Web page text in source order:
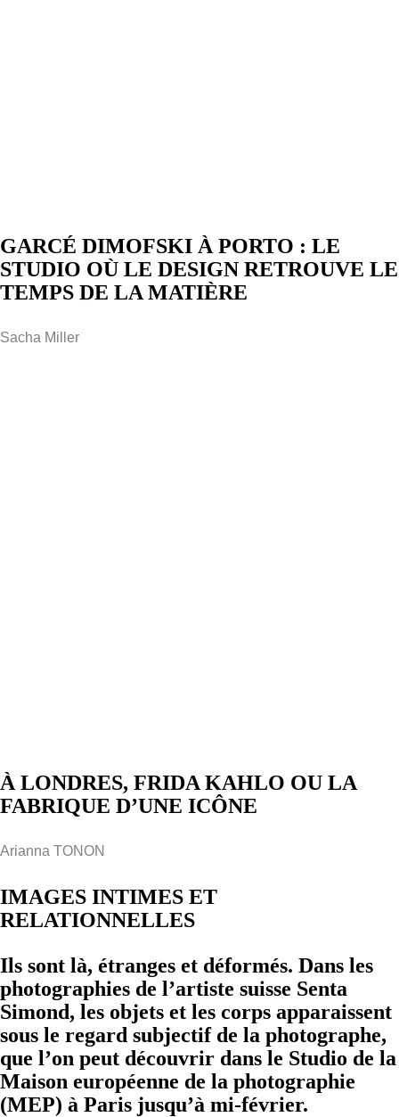
GARCÉ DIMOFSKI À PORTO : LE
STUDIO OÙ LE DESIGN RETROUVE LE
TEMPS DE LA MATIÈRE
Sacha Miller
À LONDRES, FRIDA KAHLO OU LA
FABRIQUE D’UNE ICÔNE
Arianna TONON
IMAGES INTIMES ET
RELATIONNELLES
Ils sont là, étranges et déformés. Dans les
photographies de l’artiste suisse Senta
Simond, les objets et les corps apparaissent
sous le regard subjectif de la photographe,
que l’on peut découvrir dans le Studio de la
Maison européenne de la photographie
(MEP) à Paris jusqu’à mi-février.